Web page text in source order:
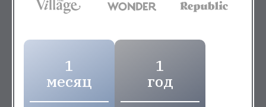
1
месяц
1
год